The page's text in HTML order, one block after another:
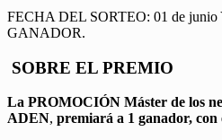
FECHA DEL SORTEO: 01 de
GANADOR.
SOBRE EL PREMIO
La PROMOCIÓN Máster de los
ADEN, premiará a 1 ganador, con